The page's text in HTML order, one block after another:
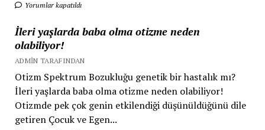
Yorumlar kapatıldı
İleri yaşlarda baba olma otizme neden
olabiliyor!
ADMIN TARAFINDAN
Otizm Spektrum Bozukluğu genetik bir hastalık mı?
İleri yaşlarda baba olma otizme neden olabiliyor!
Otizmde pek çok genin etkilendiği düşünüldüğünü dile
getiren Çocuk ve Egen...